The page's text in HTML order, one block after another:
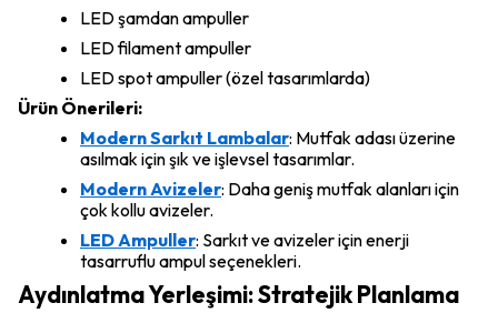
LED şamdan ampuller
LED filament ampuller
LED spot ampuller (özel tasarımlarda)
Ürün Önerileri:
Modern Sarkıt Lambalar: Mutfak adası üzerine
asılmak için şık ve işlevsel tasarımlar.
Modern Avizeler: Daha geniş mutfak alanları için
çok kollu avizeler.
LED Ampuller: Sarkıt ve avizeler için enerji
tasarruflu ampul seçenekleri.
Aydınlatma Yerleşimi: Stratejik Planlama